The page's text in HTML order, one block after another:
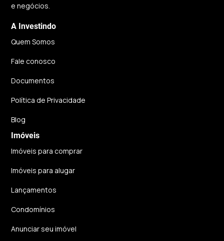
e negócios.
A Investindo
Quem Somos
Fale conosco
Documentos
Política de Privacidade
Blog
Imóveis
Imóveis para comprar
Imóveis para alugar
Lançamentos
Condomínios
Anunciar seu imóvel